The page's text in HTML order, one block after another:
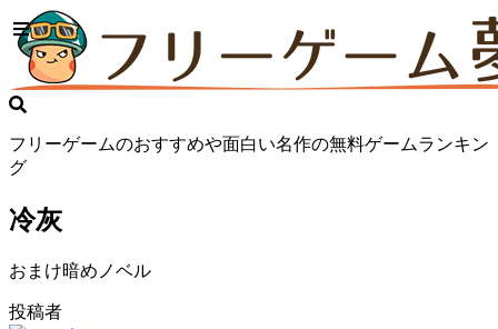
フリーゲームのおすすめや面白い名作の無料ゲームランキン
グ
冷灰
おまけ暗めノベル
投稿者